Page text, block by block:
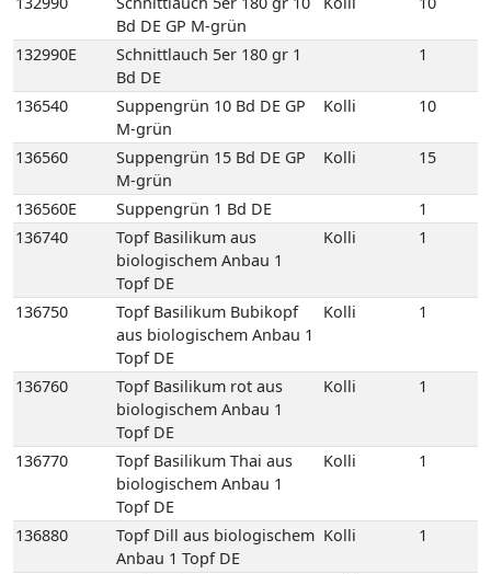
136560
Suppengrün 15 Bd DE GP
M-grün
Kolli 15
136560E Suppengrün 1 Bd DE
1
136740
Topf Basilikum aus
biologischem Anbau 1
Topf DE
Kolli 1
136750
Topf Basilikum Bubikopf
aus biologischem Anbau 1
Topf DE
Kolli 1
136760
Topf Basilikum rot aus
biologischem Anbau 1
Topf DE
Kolli 1
136770
Topf Basilikum Thai aus
biologischem Anbau 1
Topf DE
Kolli 1
136880
Topf Dill aus biologischem
Anbau 1 Topf DE
Kolli 1
Topf Koriander aus
biologischem Anbau 1
Topf DE
137030
Topf Liebstöckel aus
biologischem Anbau 1
Topf DE
Kolli 1